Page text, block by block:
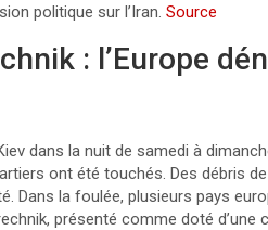
politique sur l’Iran. Source
: l’Europe
dans la nuit de samedi à
ont été touchés. Des débris
Dans la foulée, plusieurs pays
présenté comme doté d’une